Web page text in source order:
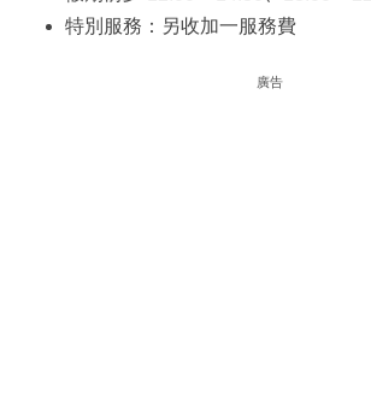
特別服務：另收加一服務費
廣告